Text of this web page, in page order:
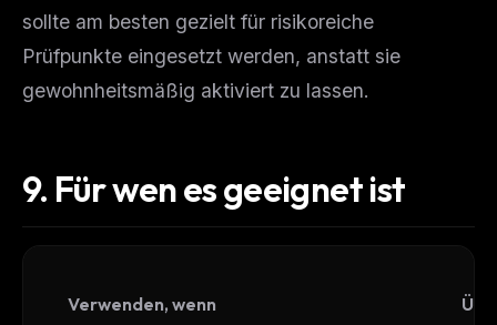
sollte am besten gezielt für risikoreiche
Prüfpunkte eingesetzt werden, anstatt sie
gewohnheitsmäßig aktiviert zu lassen.
9. Für wen es geeignet ist
Verwenden, wenn